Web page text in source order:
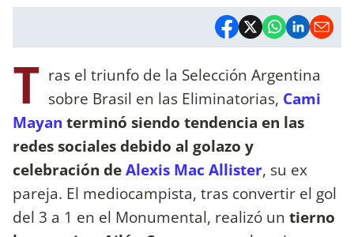
T ras el triunfo de la Selección Argentina
sobre Brasil en las Eliminatorias, Cami
Mayan terminó siendo tendencia en las
redes sociales debido al golazo y
celebración deAlexis Mac Allister, su ex
pareja. El mediocampista, tras convertir el gol
del 3 a 1 en el Monumental, realizó un tierno